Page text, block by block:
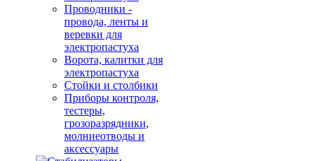
Проводники -
провода, ленты и
веревки для
электропастуха
Ворота, калитки для
электропастуха
Стойки и столбики
Приборы контроля,
тестеры,
грозоразрядники,
молниеотводы и
аксессуары